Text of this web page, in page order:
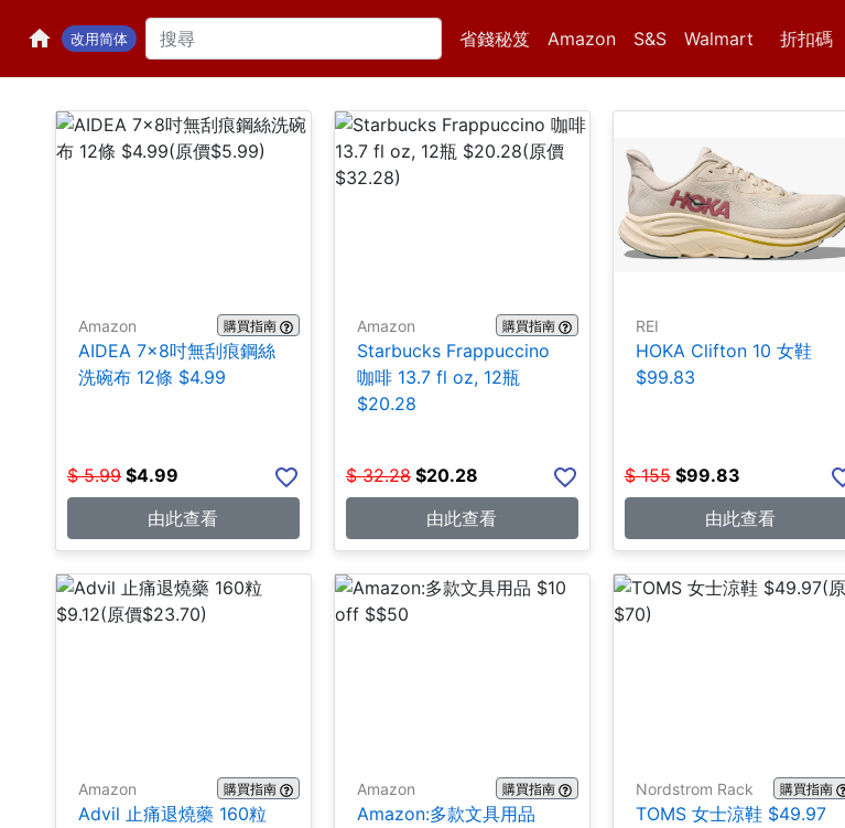
改用简体 省錢秘笈 Amazon S&S Walmart 折扣碼
Amazon 購買指南
AIDEA 7×8吋無刮痕鋼絲
洗碗布 12條 $4.99
$ 5.99 $4.99
由此查看
Amazon 購買指南
Starbucks Frappuccino
咖啡 13.7 fl oz, 12瓶
$20.28
$ 32.28 $20.28
由此查看
REI
HOKA Clifton 10 女鞋
$99.83
$ 155 $99.83
由此查看
Amazon 購買指南
Advil 止痛退燒藥 160粒
Amazon 購買指南
Amazon:多款文具用品
Nordstrom Rack 購買指南
TOMS 女士涼鞋 $49.97